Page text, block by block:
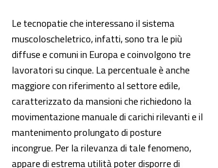
Le tecnopatie che interessano il sistema
muscoloscheletrico, infatti, sono tra le più
diffuse e comuni in Europa e coinvolgono tre
lavoratori su cinque. La percentuale è anche
maggiore con riferimento al settore edile,
caratterizzato da mansioni che richiedono la
movimentazione manuale di carichi rilevanti e il
mantenimento prolungato di posture
incongrue. Per la rilevanza di tale fenomeno,
appare di estrema utilità poter disporre di